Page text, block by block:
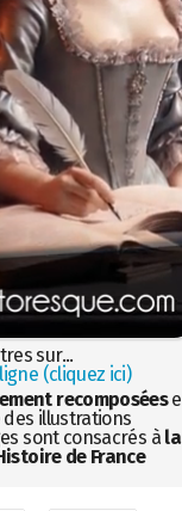
sur...
(cliquez ici)
recomposées
illustrations
sont consacrés à la
de France